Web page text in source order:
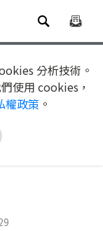
分析技術。
使用 cookies，
權政策 。